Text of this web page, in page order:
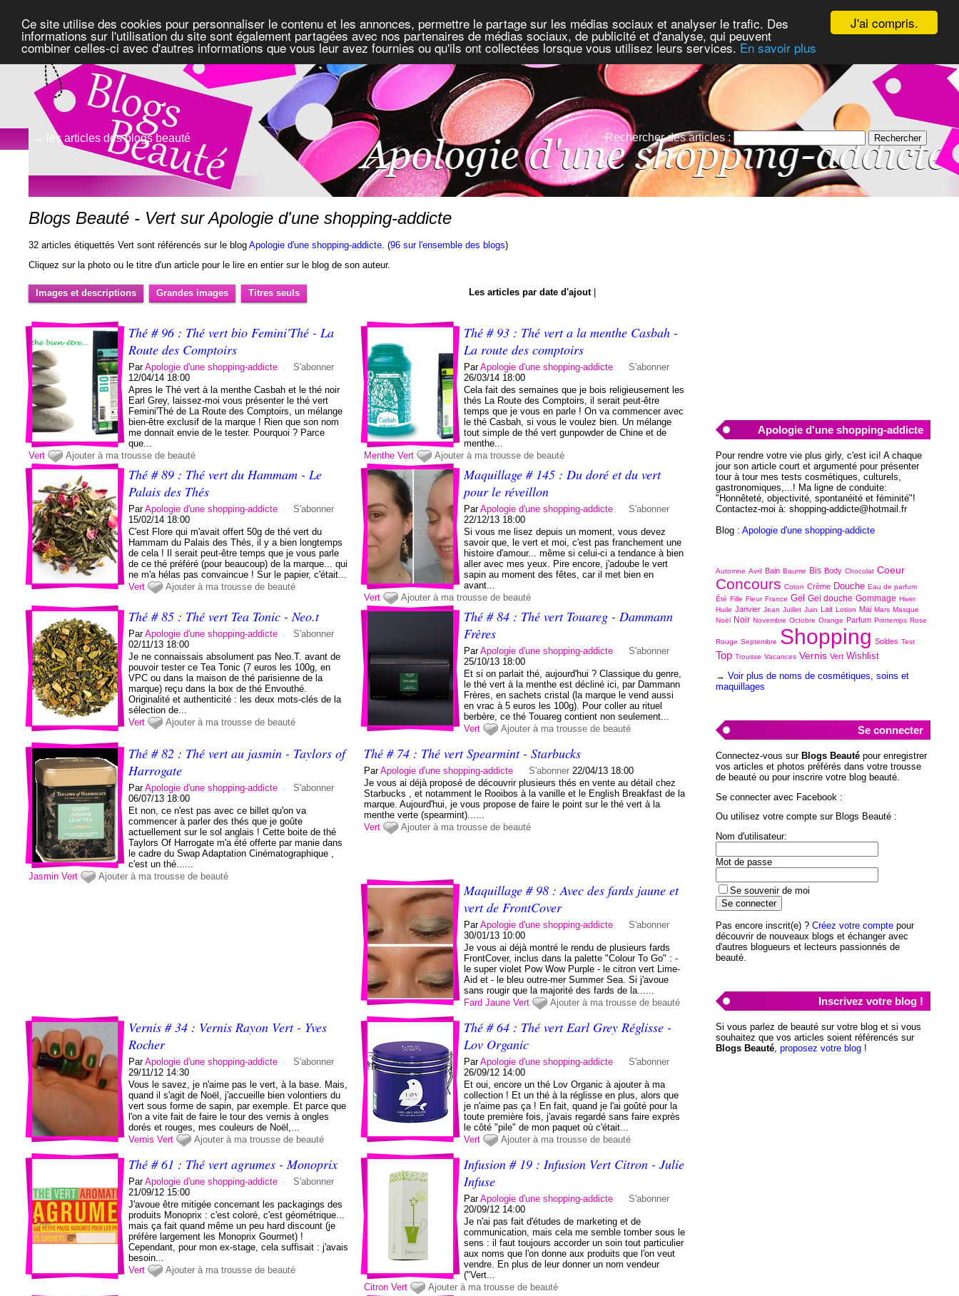
J'ai compris.
Ce site utilise des cookies pour personnaliser le contenu et les annonces, permettre le partage sur les médias sociaux et analyser le trafic. Des
informations sur l'utilisation du site sont également partagées avec nos partenaires de médias sociaux, de publicité et d'analyse, qui peuvent
combiner celles-ci avec d'autres informations que vous leur avez fournies ou qu'ils ont collectées lorsque vous utilisez leurs services. En savoir plus
→ les articles des blogs beauté Rechercher des articles :
Blogs Beauté - Vert sur Apologie d'une shopping-addicte
32 articles étiquettés Vert sont référencés sur le blogApologie d'une shopping-addicte. (96 sur l'ensemble des blogs)
Cliquez sur la photo ou le titre d'un article pour le lire en entier sur le blog de son auteur.
Images et descriptions Grandes images Titres seuls Les articles par date d'ajout|
Thé # 96 : Thé vert bio Femini'Thé - La
Route des Comptoirs
ParApologie d'une shopping-addicte
S'abonner
12/04/14 18:00
Apres le Thé vert à la menthe Casbah et le thé noir
Earl Grey, laissez-moi vous présenter le thé vert
Femini'Thé de La Route des Comptoirs, un mélange
bien-être exclusif de la marque ! Rien que son nom
me donnait envie de le tester. Pourquoi ? Parce
que...
Vert
Ajouter à ma trousse de beauté
Thé # 93 : Thé vert a la menthe Casbah -
La route des comptoirs
ParApologie d'une shopping-addicte
S'abonner
26/03/14 18:00
Cela fait des semaines que je bois religieusement les
thés La Route des Comptoirs, il serait peut-être
temps que je vous en parle ! On va commencer avec
le thé Casbah, si vous le voulez bien. Un mélange
tout simple de thé vert gunpowder de Chine et de
menthe...
Menthe Vert Ajouter à ma trousse de beauté
Thé # 89 : Thé vert du Hammam - Le
Palais des Thés
ParApologie d'une shopping-addicte
S'abonner
15/02/14 18:00
C'est Flore qui m'avait offert 50g de thé vert du
Hammam du Palais des Thés, il y a bien longtemps
de cela ! Il serait peut-être temps que je vous parle
de ce thé préféré (pour beaucoup) de la marque... qui
ne m'a hélas pas convaincue ! Sur le papier, c'était...
Vert
Ajouter à ma trousse de beauté
Maquillage # 145 : Du doré et du vert
pour le réveillon
ParApologie d'une shopping-addicte
S'abonner
22/12/13 18:00
Si vous me lisez depuis un moment, vous devez
savoir que, le vert et moi, c'est pas franchement une
histoire d'amour... même si celui-ci a tendance à bien
aller avec mes yeux. Pire encore, j'adoube le vert
sapin au moment des fêtes, car il met bien en
avant...
Vert
Ajouter à ma trousse de beauté
Thé # 85 : Thé vert Tea Tonic - Neo.t
ParApologie d'une shopping-addicte
S'abonner
02/11/13 18:00
Je ne connaissais absolument pas Neo.T. avant de
pouvoir tester ce Tea Tonic (7 euros les 100g, en
VPC ou dans la maison de thé parisienne de la
marque) reçu dans la box de thé Envouthé.
Originalité et authenticité : les deux mots-clés de la
sélection de...
Vert
Ajouter à ma trousse de beauté
Thé # 84 : Thé vert Touareg - Dammann
Frères
ParApologie d'une shopping-addicte
S'abonner
25/10/13 18:00
Et si on parlait thé, aujourd'hui ? Classique du genre,
le thé vert à la menthe est décliné ici, par Dammann
Frères, en sachets cristal (la marque le vend aussi
en vrac à 5 euros les 100g). Pour coller au rituel
berbère, ce thé Touareg contient non seulement...
Vert
Ajouter à ma trousse de beauté
Thé # 82 : Thé vert au jasmin - Taylors of
Harrogate
ParApologie d'une shopping-addicte
S'abonner
06/07/13 18:00
Et non, ce n'est pas avec ce billet qu'on va
commencer à parler des thés que je goûte
actuellement sur le sol anglais ! Cette boite de thé
Taylors Of Harrogate m'a été offerte par manie dans
le cadre du Swap Adaptation Cinématographique ,
c'est un thé......
Jasmin Vert Ajouter à ma trousse de beauté
Thé # 74 : Thé vert Spearmint - Starbucks
ParApologie d'une shopping-addicte S'abonner 22/04/13 18:00
Je vous ai déjà proposé de découvrir plusieurs thés en vente au détail chez
Starbucks , et notamment le Rooibos à la vanille et le English Breakfast de la
marque. Aujourd'hui, je vous propose de faire le point sur le thé vert à la
menthe verte (spearmint)......
Vert
Ajouter à ma trousse de beauté
Maquillage # 98 : Avec des fards jaune et
vert de FrontCover
ParApologie d'une shopping-addicte
S'abonner
30/01/13 10:00
Je vous ai déjà montré le rendu de plusieurs fards
FrontCover, inclus dans la palette "Colour To Go" : -
le super violet Pow Wow Purple - le citron vert Lime-
Aid et - le bleu outre-mer Summer Sea. Si j'avoue
sans rougir que la majorité des fards de la......
Fard Jaune Vert Ajouter à ma trousse de beauté
Vernis # 34 : Vernis Rayon Vert - Yves
Rocher
ParApologie d'une shopping-addicte
S'abonner
29/11/12 14:30
Vous le savez, je n'aime pas le vert, à la base. Mais,
quand il s'agit de Noël, j'accueille bien volontiers du
vert sous forme de sapin, par exemple. Et parce que
l'on a vite fait de faire le tour des vernis à ongles
dorés et rouges, mes couleurs de Noël,...
Vernis Vert Ajouter à ma trousse de beauté
Thé # 64 : Thé vert Earl Grey Réglisse -
Lov Organic
ParApologie d'une shopping-addicte
S'abonner
26/09/12 14:00
Et oui, encore un thé Lov Organic à ajouter à ma
collection ! Et un thé à la réglisse en plus, alors que
je n'aime pas ça ! En fait, quand je l'ai goûté pour la
toute première fois, j'avais regardé sans faire exprès
le côté "pile" de mon paquet où c'était...
Vert
Ajouter à ma trousse de beauté
Thé # 61 : Thé vert agrumes - Monoprix
ParApologie d'une shopping-addicte
S'abonner
21/09/12 15:00
J'avoue être mitigée concernant les packagings des
produits Monoprix : c'est coloré, c'est géométrique...
mais ça fait quand même un peu hard discount (je
préfère largement les Monoprix Gourmet) !
Cependant, pour mon ex-stage, cela suffisait : j'avais
besoin...
Vert
Ajouter à ma trousse de beauté
Infusion # 19 : Infusion Vert Citron - Julie
Infuse
ParApologie d'une shopping-addicte
S'abonner
20/09/12 14:00
Je n'ai pas fait d'études de marketing et de
communication, mais cela me semble tomber sous le
sens : il faut toujours accorder un soin tout particulier
aux noms que l'on donne aux produits que l'on veut
vendre. En plus de leur donner un nom vendeur
("Vert...
Citron Vert Ajouter à ma trousse de beauté
Apologie d'une shopping-addicte
Pour rendre votre vie plus girly, c'est ici! A chaque
jour son article court et argumenté pour présenter
tour à tour mes tests cosmétiques, culturels,
gastronomiques,...! Ma ligne de conduite:
"Honnêteté, objectivité, spontanéité et féminité"!
Contactez-moi à: shopping-addicte@hotmail.fr
Blog : Apologie d'une shopping-addicte
Automne Avril Bain Baume Bis Body Chocolat Coeur
Concours Coton Crème Douche Eau de parfum
Été Fille Fleur France Gel Gel douche Gommage Hiver
Huile Janvier Jean Juillet Juin Lait Lotion Mai Mars Masque
Noël Noir Novembre Octobre Orange Parfum Printemps Rose
Rouge Septembre Shopping Soldes Test
Top Trousse Vacances Vernis Vert Wishlist
→ Voir plus de noms de cosmétiques, soins et
maquillages
Se connecter
Connectez-vous sur Blogs Beautépour enregistrer
vos articles et photos préférés dans votre trousse
de beauté ou pour inscrire votre blog beauté.
Se connecter avec Facebook :
Ou utilisez votre compte sur Blogs Beauté :
Nom d'utilisateur:
Mot de passe
Se souvenir de moi
Pas encore inscrit(e) ? Créez votre comptepour
découvrir de nouveaux blogs et échanger avec
d'autres blogueurs et lecteurs passionnés de
beauté.
Inscrivez votre blog !
Si vous parlez de beauté sur votre blog et si vous
souhaitez que vos articles soient référencés sur
Blogs Beauté, proposez votre blog!